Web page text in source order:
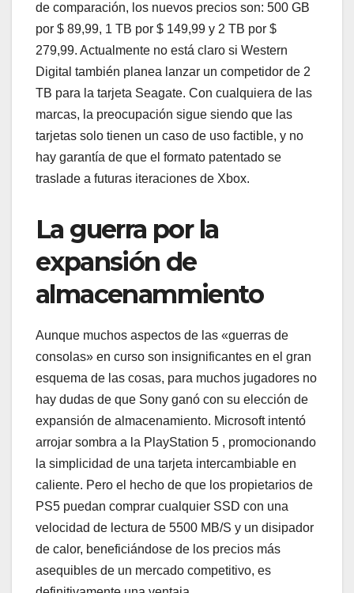
de comparación, los nuevos precios son: 500 GB
por $ 89,99, 1 TB por $ 149,99 y 2 TB por $
279,99. Actualmente no está claro si Western
Digital también planea lanzar un competidor de 2
TB para la tarjeta Seagate. Con cualquiera de las
marcas, la preocupación sigue siendo que las
tarjetas solo tienen un caso de uso factible, y no
hay garantía de que el formato patentado se
traslade a futuras iteraciones de Xbox.
La guerra por la
expansión de
almacenammiento
Aunque muchos aspectos de las «guerras de
consolas» en curso son insignificantes en el gran
esquema de las cosas, para muchos jugadores no
hay dudas de que Sony ganó con su elección de
expansión de almacenamiento. Microsoft intentó
arrojar sombra a la PlayStation 5 , promocionando
la simplicidad de una tarjeta intercambiable en
caliente. Pero el hecho de que los propietarios de
PS5 puedan comprar cualquier SSD con una
velocidad de lectura de 5500 MB/S y un disipador
de calor, beneficiándose de los precios más
asequibles de un mercado competitivo, es